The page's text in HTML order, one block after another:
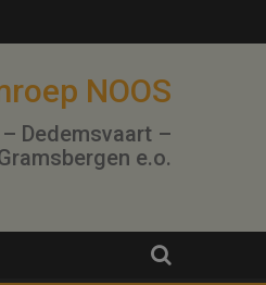
NOOS
Dedemsvaart –
e.o.